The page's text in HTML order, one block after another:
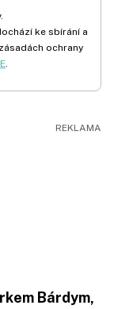
ke sbírání a
ochrany
.
Bárdym,